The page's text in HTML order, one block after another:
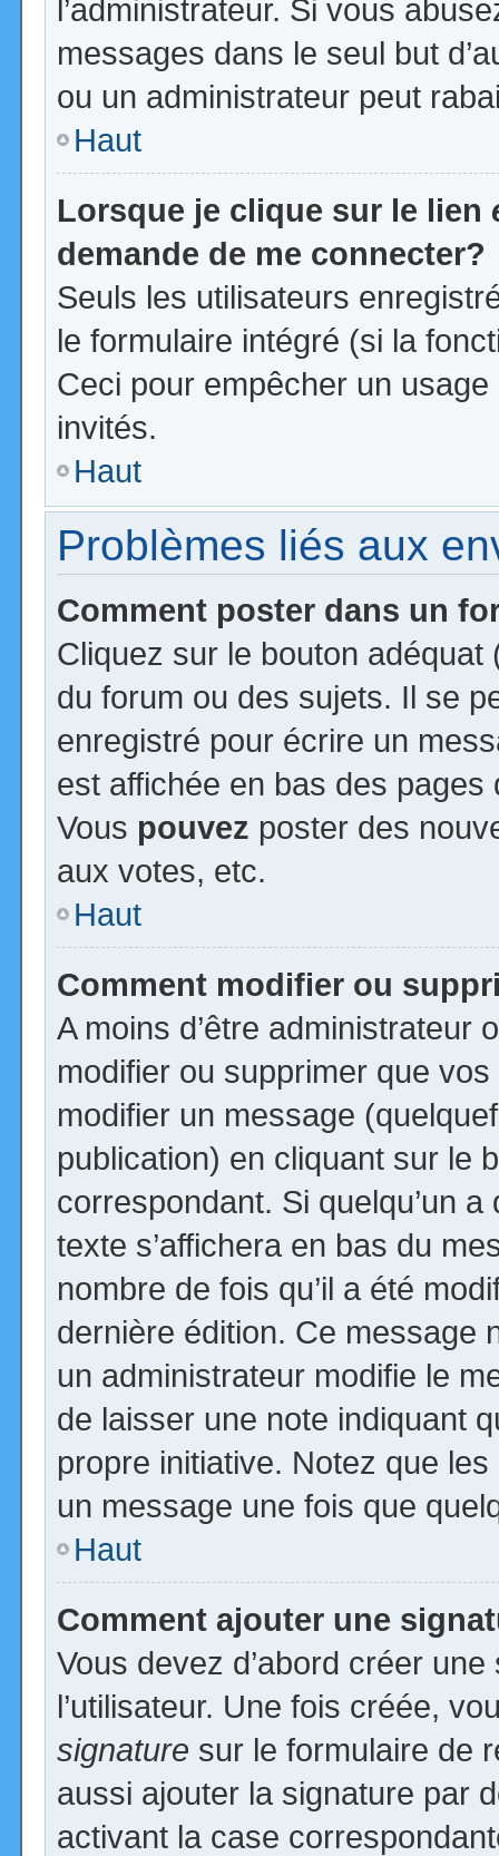
l’administrateur. Si vous
messages dans le seul but
ou un administrateur peut
Haut
Lorsque je clique sur le lien
demande de me connecter?
Seuls les utilisateurs
le formulaire intégré (si la
Ceci pour empêcher un
invités.
Haut
Problèmes liés aux
Comment poster dans un
Cliquez sur le bouton
du forum ou des sujets. Il se
enregistré pour écrire un
est affichée en bas des
Vous pouvez poster des
aux votes, etc.
Haut
Comment modifier ou
A moins d’être administrateur
modifier ou supprimer que
modifier un message
publication) en cliquant sur le
correspondant. Si quelqu’un
texte s’affichera en bas du
nombre de fois qu’il a été
dernière édition. Ce message
un administrateur modifie le
de laisser une note indiquant
propre initiative. Notez que
un message une fois que
Haut
Comment ajouter une
Vous devez d’abord créer
l’utilisateur. Une fois créée,
signature sur le formulaire de
aussi ajouter la signature par
activant la case